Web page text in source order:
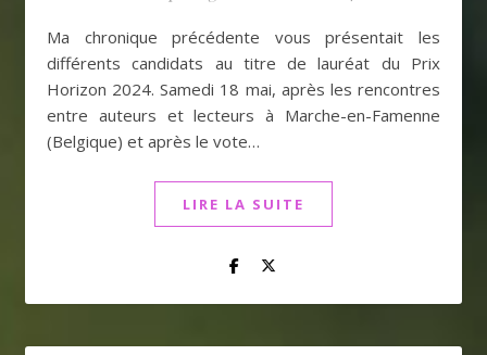
Ma chronique précédente vous présentait les
différents candidats au titre de lauréat du Prix
Horizon 2024. Samedi 18 mai, après les rencontres
entre auteurs et lecteurs à Marche-en-Famenne
(Belgique) et après le vote…
LIRE LA SUITE